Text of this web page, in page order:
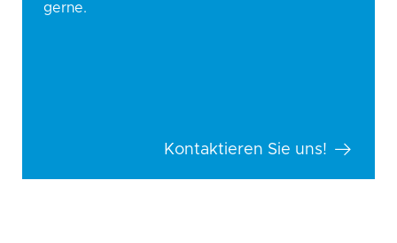
gerne.
Kontaktieren Sie uns!